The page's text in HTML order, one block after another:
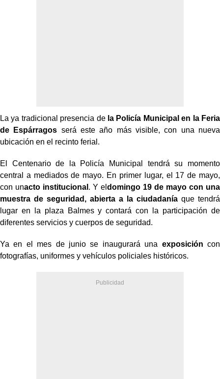
La ya tradicional presencia de la Policía Municipal en la Feria
de Espárragos será este año más visible, con una nueva
ubicación en el recinto ferial.
El Centenario de la Policía Municipal tendrá su momento
central a mediados de mayo. En primer lugar, el 17 de mayo,
con unacto institucional . Y el domingo 19 de mayo con una
muestra de seguridad, abierta a la ciudadaníaque tendrá
lugar en la plaza Balmes y contará con la participación de
diferentes servicios y cuerpos de seguridad.
Ya en el mes de junio se inaugurará una exposición con
fotografías, uniformes y vehículos policiales históricos.